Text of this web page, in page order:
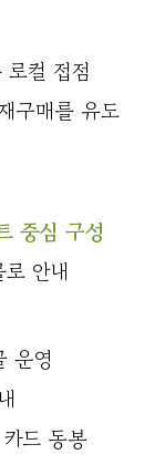
컬 접점
구매를 유도
중심 구성
안내
운영
드 동봉